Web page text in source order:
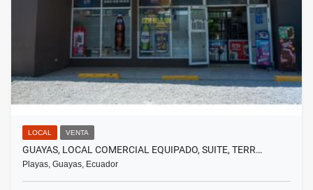
LOCAL VENTA
GUAYAS, LOCAL COMERCIAL EQUIPADO, SUITE, TERR…
Playas, Guayas, Ecuador